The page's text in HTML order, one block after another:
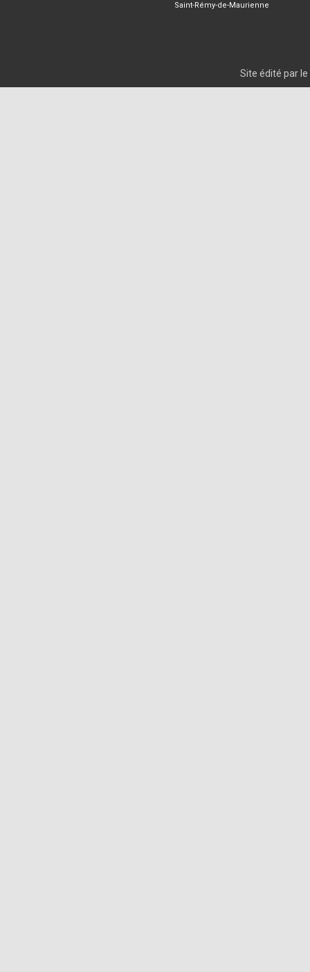
Saint-Rémy-de-Maurienne
Site édité par